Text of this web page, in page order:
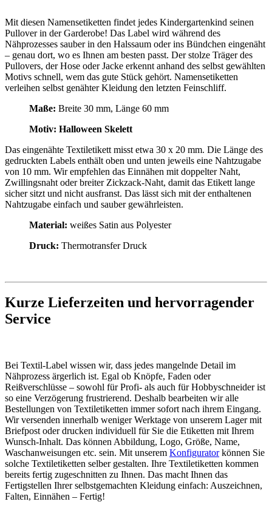
Mit diesen Namensetiketten findet jedes Kindergartenkind seinen
Pullover in der Garderobe! Das Label wird während des
Nähprozesses sauber in den Halssaum oder ins Bündchen eingenäht
– genau dort, wo es Ihnen am besten passt. Der stolze Träger des
Pullovers, der Hose oder Jacke erkennt anhand des selbst gewählten
Motivs schnell, wem das gute Stück gehört. Namensetiketten
verleihen selbst genähter Kleidung den letzten Feinschliff.
Maße: Breite 30 mm, Länge 60 mm
Motiv: Halloween Skelett
Das eingenähte Textiletikett misst etwa 30 x 20 mm. Die Länge des
gedruckten Labels enthält oben und unten jeweils eine Nahtzugabe
von 10 mm. Wir empfehlen das Einnähen mit doppelter Naht,
Zwillingsnaht oder breiter Zickzack-Naht, damit das Etikett lange
sicher sitzt und nicht ausfranst. Das lässt sich mit der enthaltenen
Nahtzugabe einfach und sauber gewährleisten.
Material: weißes Satin aus Polyester
Druck: Thermotransfer Druck
Kurze Lieferzeiten und hervorragender
Service
Bei Textil-Label wissen wir, dass jedes mangelnde Detail im
Nähprozess ärgerlich ist. Egal ob Knöpfe, Faden oder
Reißverschlüsse – sowohl für Profi- als auch für Hobbyschneider ist
so eine Verzögerung frustrierend. Deshalb bearbeiten wir alle
Bestellungen von Textiletiketten immer sofort nach ihrem Eingang.
Wir versenden innerhalb weniger Werktage von unserem Lager mit
Briefpost oder drucken individuell für Sie die Etiketten mit Ihrem
Wunsch-Inhalt. Das können Abbildung, Logo, Größe, Name,
Waschanweisungen etc. sein. Mit unserem Konfiguratorkönnen Sie
solche Textiletiketten selber gestalten. Ihre Textiletiketten kommen
bereits fertig zugeschnitten zu Ihnen. Das macht Ihnen das
Fertigstellen Ihrer selbstgemachten Kleidung einfach: Auszeichnen,
Falten, Einnähen – Fertig!